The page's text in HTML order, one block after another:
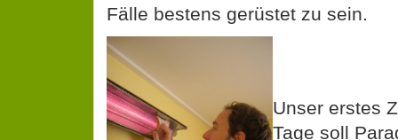
Fälle bestens gerüstet zu sein.
Unser erstes
Tage soll